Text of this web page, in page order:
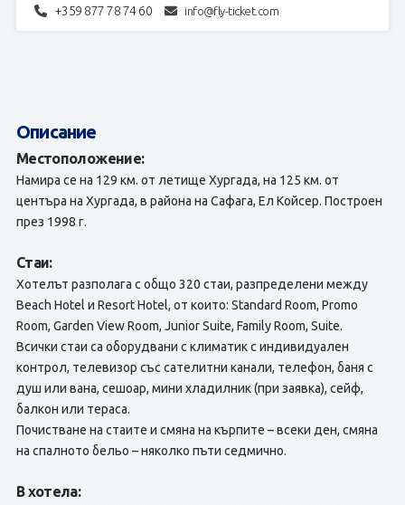
+359 877 78 74 60 info@fly-ticket.com
Описание
Местоположение:
Намира се на 129 км. от летище Хургада, на 125 км. от
центъра на Хургада, в района на Сафага, Ел Кoйсер. Построен
през 1998 г.
Стаи:
Хотелът разполага с общо 320 стаи, разпределени между
Beach Hotel и Resort Hotel, от които: Standard Room, Promo
Room, Garden View Room, Junior Suite, Family Room, Suite.
Всички стаи са оборудвани с климатик с индивидуален
контрол, телевизор със сателитни канали, телефон, баня с
душ или вана, сешоар, мини хладилник (при заявка), сейф,
балкон или тераса.
Почистване на стаите и смяна на кърпите – всеки ден, смяна
на спалното бельо – няколко пъти седмично.
В хотела: